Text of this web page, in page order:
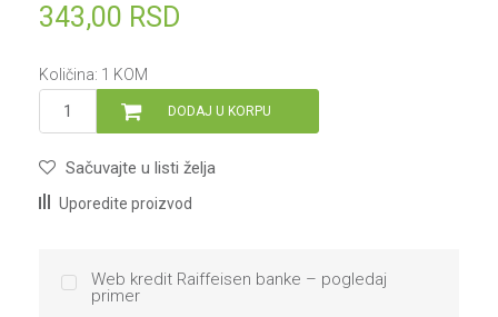
343,00 RSD
Količina: 1 KOM
DODAJ U KORPU
Sačuvajte u listi želja
Uporedite proizvod
Web kredit Raiffeisen banke – pogledaj
primer